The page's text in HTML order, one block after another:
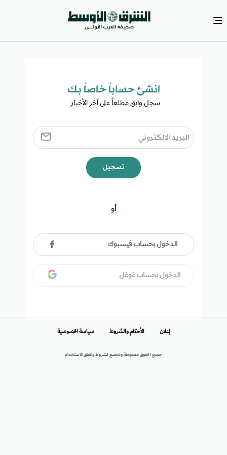
انشئ حساباً خاصاً بك​
سجل وابق مطلعاً على آخر الأخبار ​
تسجيل
أو
الدخول بحساب فيسبوك
الدخول بحساب غوغل
جميع الحقوق محفوظة وتخضع لشروط واتفاق الاستخدام
إعلان الأحكام والشروط سياسة الخصوصية